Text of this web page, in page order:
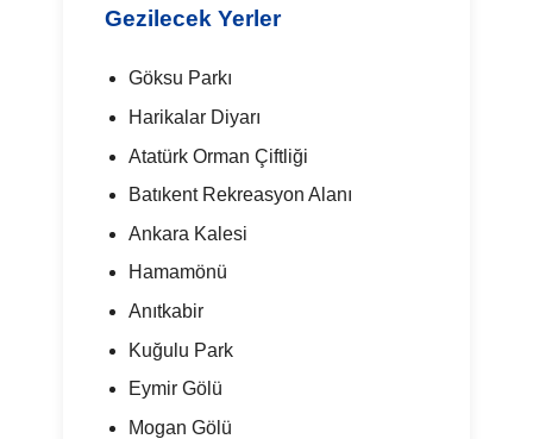
Gezilecek Yerler
Göksu Parkı
Harikalar Diyarı
Atatürk Orman Çiftliği
Batıkent Rekreasyon Alanı
Ankara Kalesi
Hamamönü
Anıtkabir
Kuğulu Park
Eymir Gölü
Mogan Gölü